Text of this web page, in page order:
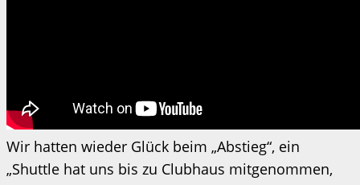
Wir hatten wieder Glück beim „Abstieg“, ein
„Shuttle hat uns bis zu Clubhaus mitgenommen,